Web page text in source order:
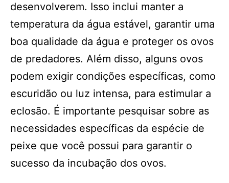
desenvolverem. Isso inclui manter a
temperatura da água estável, garantir uma
boa qualidade da água e proteger os ovos
de predadores. Além disso, alguns ovos
podem exigir condições específicas, como
escuridão ou luz intensa, para estimular a
eclosão. É importante pesquisar sobre as
necessidades específicas da espécie de
peixe que você possui para garantir o
sucesso da incubação dos ovos.